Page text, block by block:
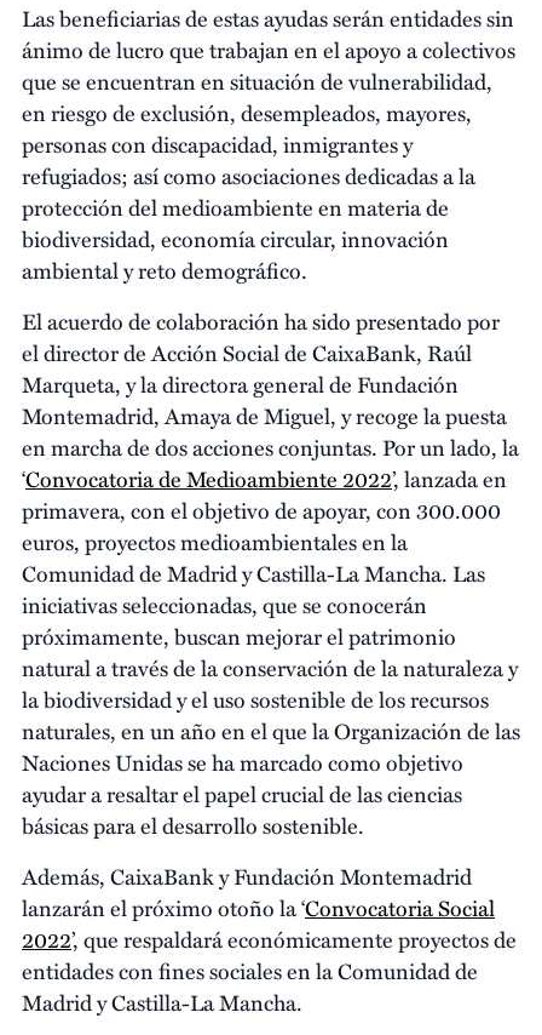
Las beneficiarias de estas ayudas serán entidades sin
ánimo de lucro que trabajan en el apoyo a colectivos
que se encuentran en situación de vulnerabilidad,
en riesgo de exclusión, desempleados, mayores,
personas con discapacidad, inmigrantes y
refugiados; así como asociaciones dedicadas a la
protección del medioambiente en materia de
biodiversidad, economía circular, innovación
ambiental y reto demográfico.
El acuerdo de colaboración ha sido presentado por
el director de Acción Social de CaixaBank, Raúl
Marqueta, y la directora general de Fundación
Montemadrid, Amaya de Miguel, y recoge la puesta
en marcha de dos acciones conjuntas. Por un lado, la
‘Convocatoria de Medioambiente 2022’, lanzada en
primavera, con el objetivo de apoyar, con 300.000
euros, proyectos medioambientales en la
Comunidad de Madrid y Castilla-La Mancha. Las
iniciativas seleccionadas, que se conocerán
próximamente, buscan mejorar el patrimonio
natural a través de la conservación de la naturaleza y
la biodiversidad y el uso sostenible de los recursos
naturales, en un año en el que la Organización de las
Naciones Unidas se ha marcado como objetivo
ayudar a resaltar el papel crucial de las ciencias
básicas para el desarrollo sostenible.
Además, CaixaBank y Fundación Montemadrid
lanzarán el próximo otoño la ‘Convocatoria Social
2022’, que respaldará económicamente proyectos de
entidades con fines sociales en la Comunidad de
Madrid y Castilla-La Mancha.